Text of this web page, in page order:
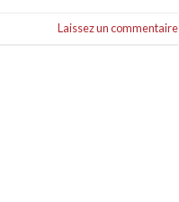
Laissez un commentaire